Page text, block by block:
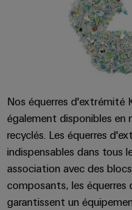
Nos équerres d'extrémité
également disponibles
recyclés. Les équerres
indispensables dans tous
association avec des
composants, les
garantissent un